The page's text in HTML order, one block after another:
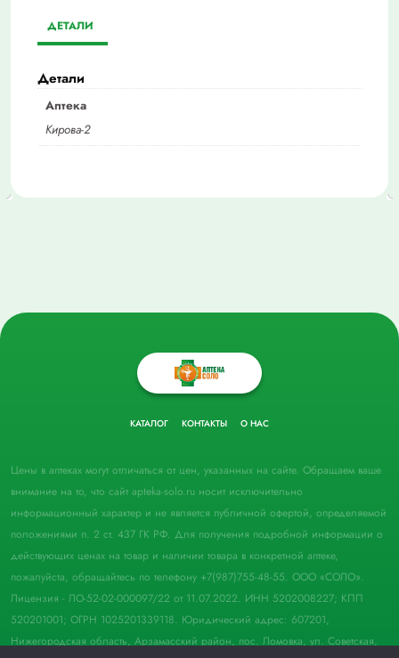
ДЕТАЛИ
Детали
Аптека
Кирова-2
КАТАЛОГ КОНТАКТЫ О НАС
Цены в аптеках могут отличаться от цен, указанных на сайте. Обращаем ваше
внимание на то, что сайт apteka-solo.ru носит исключительно
информационный характер и не является публичной офертой, определяемой
положениями п. 2 ст. 437 ГК РФ. Для получения подробной информации о
действующих ценах на товар и наличии товара в конкретной аптеке,
пожалуйста, обращайтесь по телефону +7(987)755-48-55. ООО «СОЛО».
Лицензия - ЛО-52-02-000097/22 от 11.07.2022. ИНН 5202008227; КПП
520201001; ОГРН 1025201339118. Юридический адрес: 607201,
Нижегородская область, Арзамасский район, пос. Ломовка, ул. Советская,